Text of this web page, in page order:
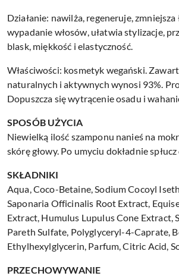
Działanie: nawilża, regeneruje, zmniejsza
wypadanie włosów, ułatwia stylizacje,
blask, miękkość i elastyczność.
Właściwości: kosmetyk wegański.
naturalnych i aktywnych wynosi 93%.
Dopuszcza się wytrącenie osadu i
SPOSÓB UŻYCIA
Niewielką ilość szamponu nanieś na
skórę głowy. Po umyciu dokładnie spłucz
SKŁADNIKI
Aqua, Coco-Betaine, Sodium Cocoyl
Saponaria Officinalis Root Extract,
Extract, Humulus Lupulus Cone Extract,
Pareth Sulfate, Polyglyceryl-4-Caprate,
Ethylhexylglycerin, Parfum, Citric Acid,
PRZECHOWYWANIE